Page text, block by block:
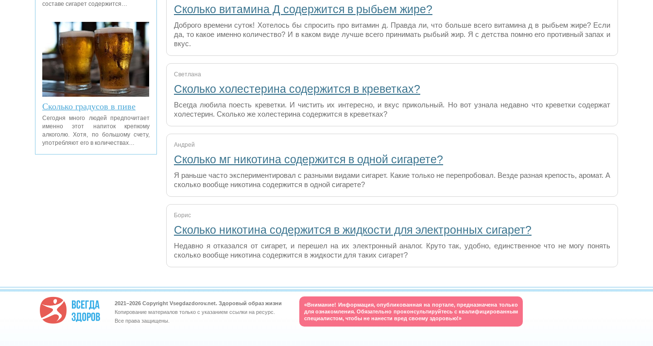
Сколько витамина Д содержится в рыбьем жире?
Доброго времени суток! Хотелось бы спросить про витамин д. Правда ли, что больше всего витамина д в рыбьем жире? Если
да, то какое именно количество? И в каком виде лучше всего принимать рыбьий жир. Я с детства помню его противный запах и
вкус.
Светлана
Сколько холестерина содержится в креветках?
Всегда любила поесть креветки. И чистить их интересно, и вкус прикольный. Но вот узнала недавно что креветки содержат
холестерин. Сколько же холестерина содержится в креветках?
Андрей
Сколько мг никотина содержится в одной сигарете?
Я раньше часто экспериментировал с разными видами сигарет. Какие только не перепробовал. Везде разная крепость, аромат. А
сколько вообще никотина содержится в одной сигарете?
Борис
Сколько никотина содержится в жидкости для электронных сигарет?
Недавно я отказался от сигарет, и перешел на их электронный аналог. Круто так, удобно, единственное что не могу понять
сколько вообще никотина содержится в жидкости для таких сигарет?
составе сигарет содержится…
Сколько градусов в пиве
Сегодня много людей предпочитает
именно этот напиток крепкому
алкоголю. Хотя, по большому счету,
употребляют его в количествах…
2021–2026 Copyright Vsegdazdorov.net. Здоровый образ жизни
Копирование материалов только с указанием ссылки на ресурс.
Все права защищены.
«Внимание! Информация, опубликованная на портале, предназначена только
для ознакомления. Обязательно проконсультируйтесь с квалифицированным
специалистом, чтобы не нанести вред своему здоровью!»